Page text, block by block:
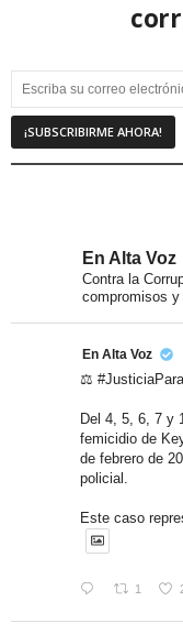
En Alta Voz
Contra la
compromisos y
En Alta Voz
⚖️
Del 4, 5, 6, 7 y
femicidio de
de febrero de
policial.
Este caso
1